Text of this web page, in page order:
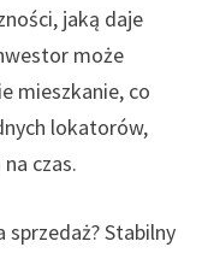
jaką daje
może
mieszkanie, co
lokatorów,
czas.
sprzedaż? Stabilny